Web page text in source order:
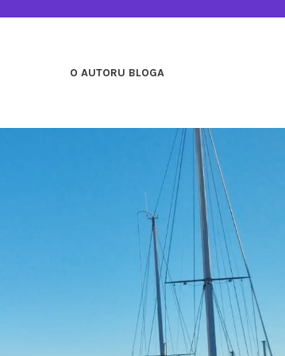
O AUTORU BLOGA